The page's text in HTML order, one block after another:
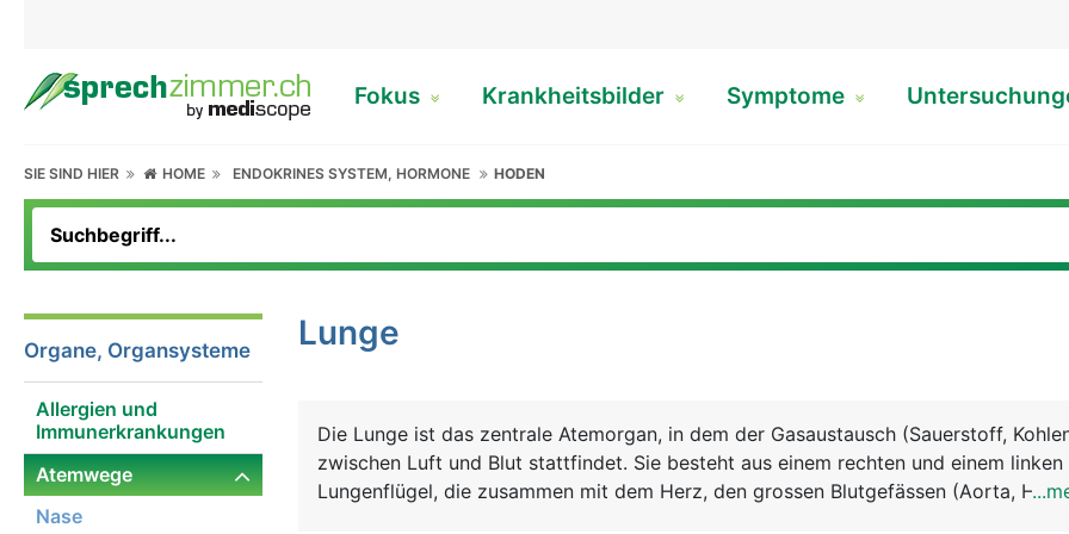
Fokus Krankheitsbilder Symptome
SIE SIND HIER HOME ENDOKRINES SYSTEM, HORMONE HODEN
Organe, Organsysteme
Allergien und
Immunerkrankungen
Atemwege
Nase
Lunge
Die Lunge ist das zentrale Atemorgan, in dem der Gasaustausch (Sauerstoff,
zwischen Luft und Blut stattfindet. Sie besteht aus einem rechten und einem linken
Lungenflügel, die zusammen mit dem Herz, den grossen Blutgefässen (Aorta,